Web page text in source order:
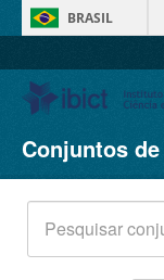
BRASIL
Conjuntos de
Organizações
Grupos
Sobre
Conjuntos